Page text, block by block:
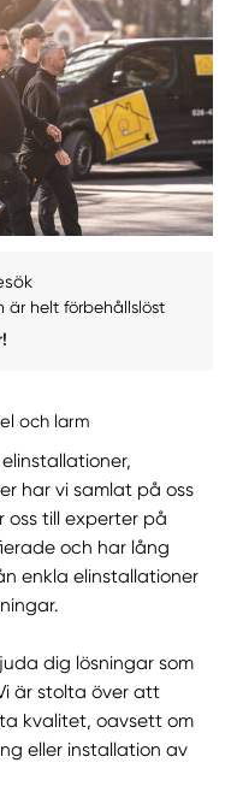
helt förbehållslöst
och larm
har vi samlat på oss
oss till experter på
och har lång
enkla elinstallationer
dig lösningar som
är stolta över att
kvalitet, oavsett om
eller installation av